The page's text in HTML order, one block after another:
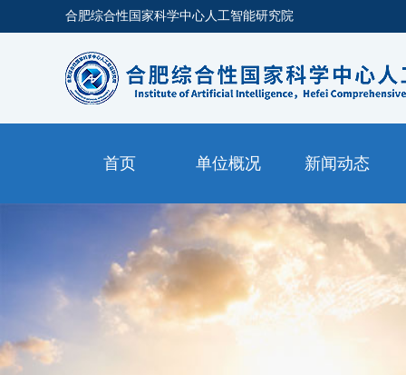
合肥综合性国家科学中心人工智能研究院
首页 单位概况 新闻动态